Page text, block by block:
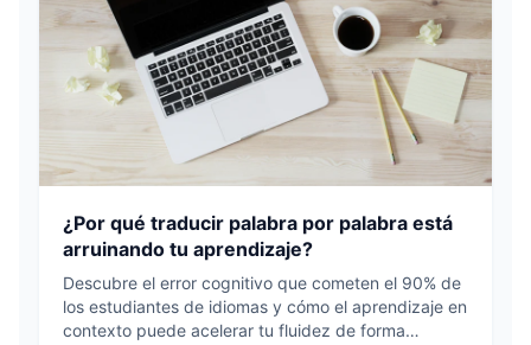
¿Por qué traducir palabra por palabra está
arruinando tu aprendizaje?
Descubre el error cognitivo que cometen el 90% de
los estudiantes de idiomas y cómo el aprendizaje en
contexto puede acelerar tu fluidez de forma